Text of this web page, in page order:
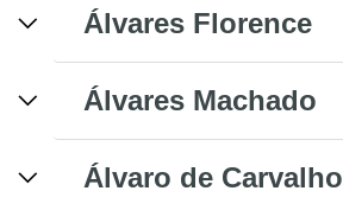
Álvares Florence
Álvares Machado
Álvaro de Carvalho